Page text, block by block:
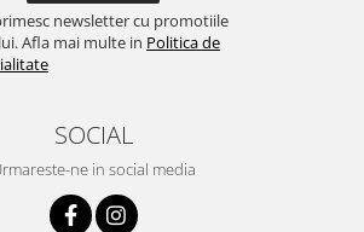
newsletter cu promotiile
Afla mai multe in Politica de
SOCIAL
ne in social media